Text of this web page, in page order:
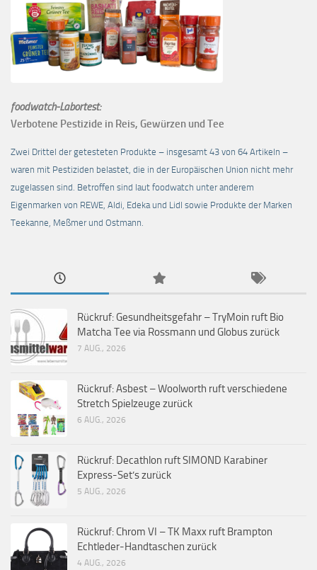
foodwatch-Labortest:
Verbotene Pestizide in Reis, Gewürzen und Tee
Zwei Drittel der getesteten Produkte – insgesamt 43 von 64 Artikeln –
waren mit Pestiziden belastet, die in der Europäischen Union nicht mehr
zugelassen sind. Betroffen sind laut foodwatch unter anderem
Eigenmarken von REWE, Aldi, Edeka und Lidl sowie Produkte der Marken
Teekanne, Meßmer und Ostmann.
Rückruf: Gesundheitsgefahr – TryMoin ruft Bio
Matcha Tee via Rossmann und Globus zurück
7 AUG., 2026
Rückruf: Asbest – Woolworth ruft verschiedene
Stretch Spielzeuge zurück
6 AUG., 2026
Rückruf: Decathlon ruft SIMOND Karabiner
Express-Set’s zurück
5 AUG., 2026
Rückruf: Chrom VI – TK Maxx ruft Brampton
Echtleder-Handtaschen zurück
4 AUG., 2026